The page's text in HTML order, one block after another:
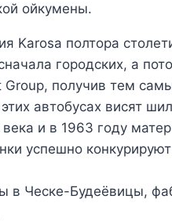
ойкумены.
Karosa полтора
городских, а
Group, получив тем
автобусах висят
и в 1963 году
успешно
в Ческе-Будеёвицы,